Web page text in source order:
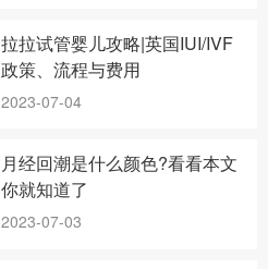
拉拉试管婴儿攻略|英国IUI/IVF
政策、流程与费用
2023-07-04
月经回潮是什么颜色?看看本文
你就知道了
2023-07-03